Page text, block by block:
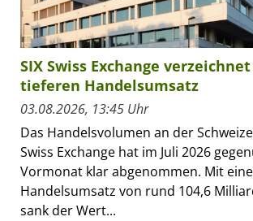
SIX Swiss Exchange
tieferen Handelsumsatz
03.08.2026, 13:45 Uhr
Das Handelsvolumen an der
Swiss Exchange hat im Juli 2026
Vormonat klar abgenommen. Mit
Handelsumsatz von rund 104,6
sank der Wert...